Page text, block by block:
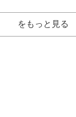
をもっと見る